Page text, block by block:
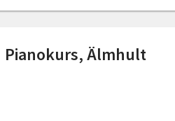
Pianokurs, Älmhult